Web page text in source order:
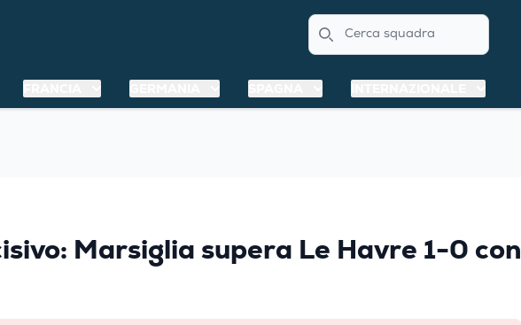
Search
Marsiglia supera Le Havre 1-0 con